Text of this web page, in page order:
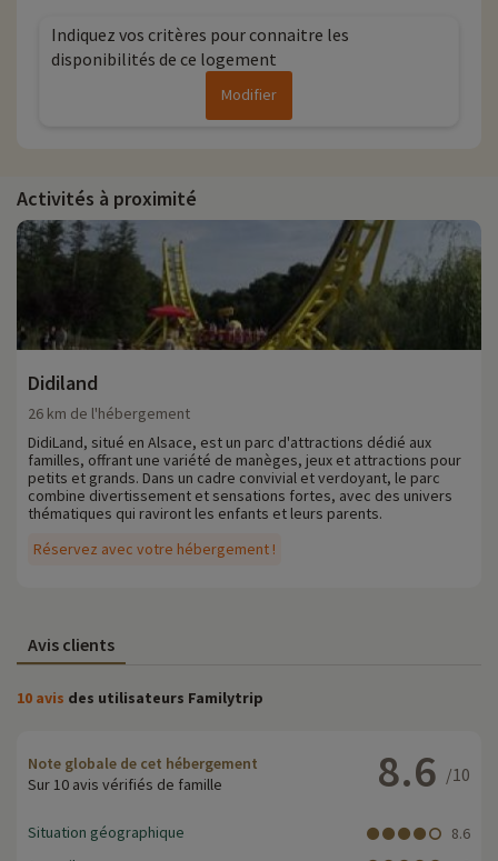
Indiquez vos critères pour connaitre les
disponibilités de ce logement
Modifier
Activités à proximité
Didiland
Réservez avec votre hébergement !
26 km de l'hébergement
DidiLand, situé en Alsace, est un parc d'attractions dédié aux
familles, offrant une variété de manèges, jeux et attractions pour
petits et grands. Dans un cadre convivial et verdoyant, le parc
combine divertissement et sensations fortes, avec des univers
thématiques qui raviront les enfants et leurs parents.
Avis clients
10 avis des utilisateurs Familytrip
Note globale de cet hébergement
Sur 10 avis vérifiés de famille
8.6 /10
Situation géographique
8.6